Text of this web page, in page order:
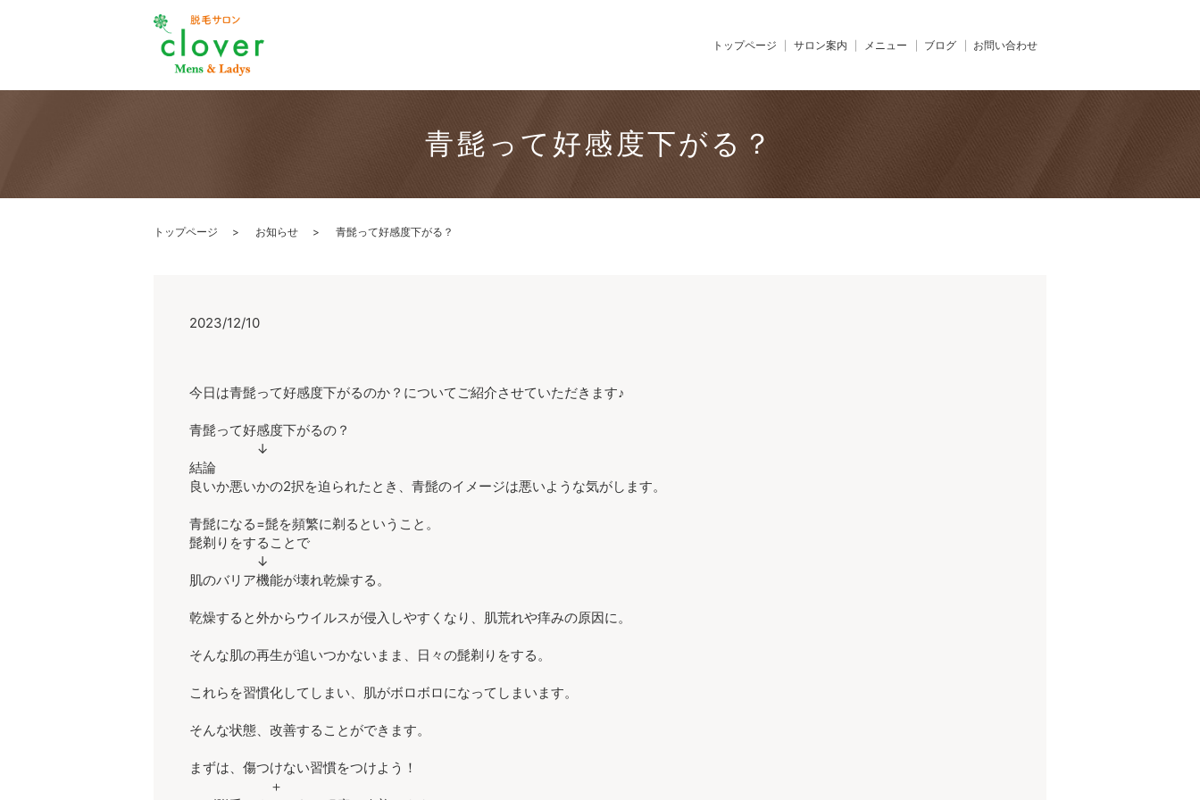
トップページ サロン案内 メニュー ブログ お問い合わせ
青髭って好感度下がる？
トップページ お知らせ 青髭って好感度下がる？
2023/12/10
今日は青髭って好感度下がるのか？についてご紹介させていただきます♪
青髭って好感度下がるの？
↓
結論
良いか悪いかの2択を迫られたとき、青髭のイメージは悪いような気がします。
青髭になる=髭を頻繁に剃るということ。
髭剃りをすることで
↓
肌のバリア機能が壊れ乾燥する。
乾燥すると外からウイルスが侵入しやすくなり、肌荒れや痒みの原因に。
そんな肌の再生が追いつかないまま、日々の髭剃りをする。
これらを習慣化してしまい、肌がボロボロになってしまいます。
そんな状態、改善することができます。
まずは、傷つけない習慣をつけよう！
＋